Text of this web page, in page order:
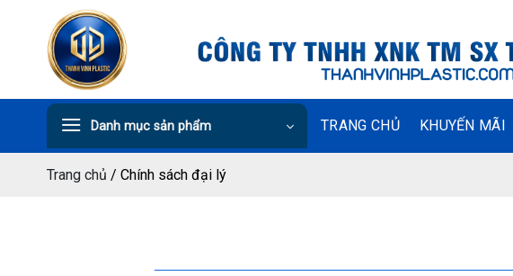
Danh mục sản phẩm TRANG CHỦ KHUYẾN MÃI
Trang chủ / Chính sách đại lý